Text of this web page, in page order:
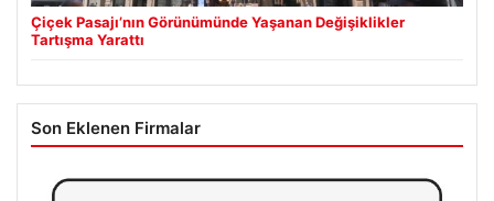
Çiçek Pasajı’nın Görünümünde Yaşanan Değişiklikler
Tartışma Yarattı
Son Eklenen Firmalar